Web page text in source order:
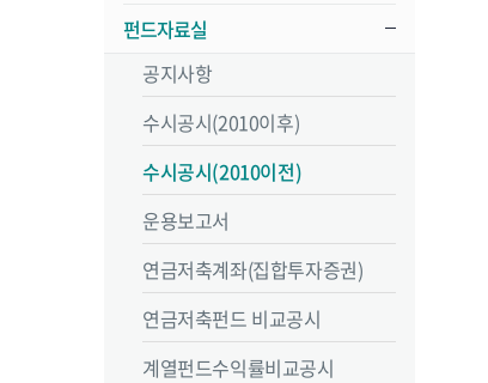
펀드자료실
공지사항
수시공시(2010이후)
수시공시(2010이전)
운용보고서
연금저축계좌(집합투자증권)
연금저축펀드 비교공시
계열펀드수익률비교공시